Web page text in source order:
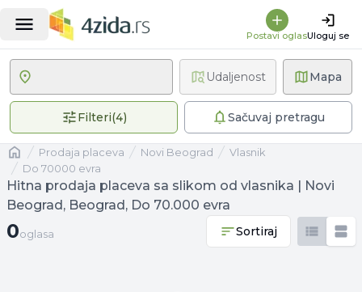
Postavi oglasUloguj se
Mapa
Filteri(4)4 primenjena filteraSačuvaj pretragu
Udaljenost
Naslovnaprodaja placeva Novi Beograd
vlasnik
Do 70000 evra
Hitna prodaja placeva sa slikom od vlasnika | Novi
Beograd, Beograd, Do 70.000 evra
0 oglasa
0oglasa Sortiraj